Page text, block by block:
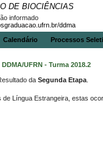
DE BIOCIÊNCIAS
informado
ddma
Calendário Processos
UFRN - Turma 2018.2
da Segunda Etapa
Língua Estrangeira, estas